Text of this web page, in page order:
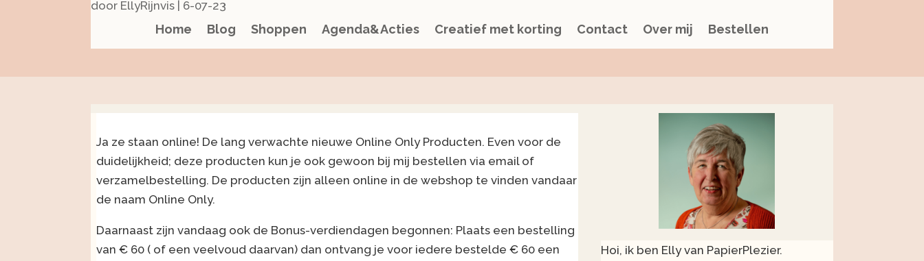
door EllyRijnvis | 6-07-23
Home Blog Shoppen Agenda&Acties Creatief met korting Contact Over mij Bestellen
Ja ze staan online! De lang verwachte nieuwe Online Only Producten. Even voor de
duidelijkheid; deze producten kun je ook gewoon bij mij bestellen via email of
verzamelbestelling. De producten zijn alleen online in de webshop te vinden vandaar
de naam Online Only.
Daarnaast zijn vandaag ook de Bonus-verdiendagen begonnen: Plaats een bestelling
van € 60 ( of een veelvoud daarvan) dan ontvang je voor iedere bestelde € 60 een
Hoi, ik ben Elly van PapierPlezier.